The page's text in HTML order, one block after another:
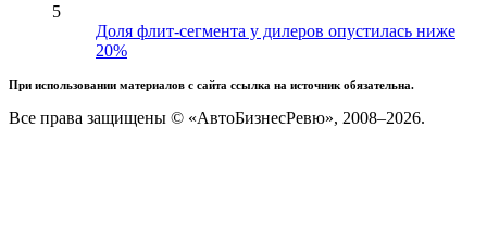
5
Доля флит-сегмента у дилеров опустилась ниже
20%
При использовании материалов с сайта ссылка на источник обязательна.
Все права защищены © «АвтоБизнесРевю», 2008–2026.